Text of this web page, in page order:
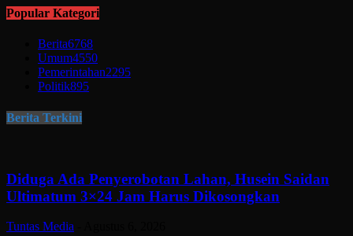
Popular Kategori
Berita6768
Umum4550
Pemerintahan2295
Politik895
Berita Terkini
Diduga Ada Penyerobotan Lahan, Husein Saidan
Ultimatum 3×24 Jam Harus Dikosongkan
Tuntas Media